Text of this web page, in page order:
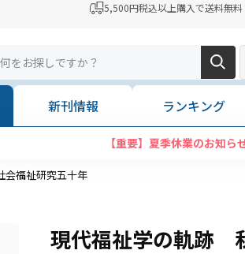
5,500円税込以上購入で送料無料
新刊情報 ランキング
【重要】夏季休業のお知ら
福祉研究五十年
現代福祉学の軌跡